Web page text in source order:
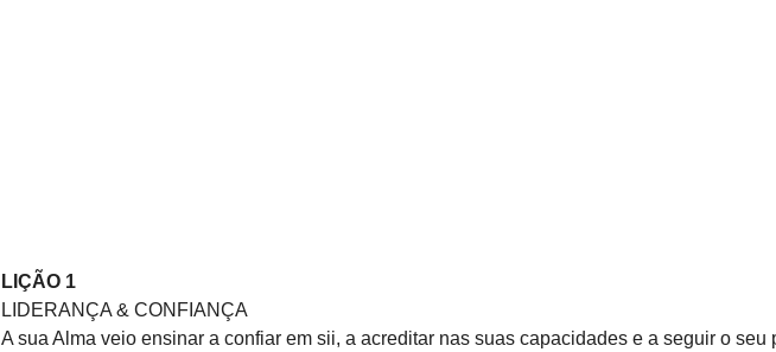
LIÇÃO 1
LIDERANÇA & CONFIANÇA
A sua Alma veio ensinar a confiar em sii, a acreditar nas suas capacidades e a seguir o seu